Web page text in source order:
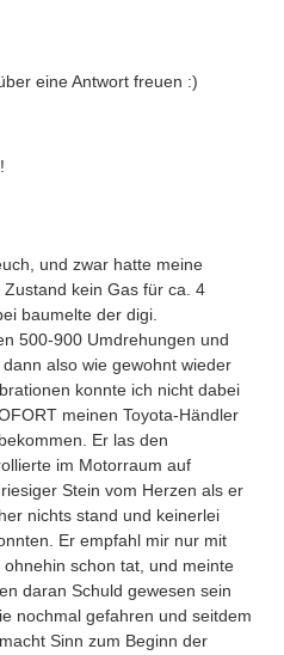
eine Antwort freuen :)
und zwar hatte meine
kein Gas für ca. 4
baumelte der digi.
500-900 Umdrehungen und
also wie gewohnt wieder
konnte ich nicht dabei
meinen Toyota-Händler
Er las den
im Motorraum auf
Stein vom Herzen als er
nichts stand und keinerlei
Er empfahl mir nur mit
schon tat, und meinte
daran Schuld gewesen sein
nochmal gefahren und seitdem
Sinn zum Beginn der